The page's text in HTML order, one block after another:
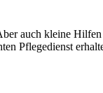
auch kleine
Pflegedienst